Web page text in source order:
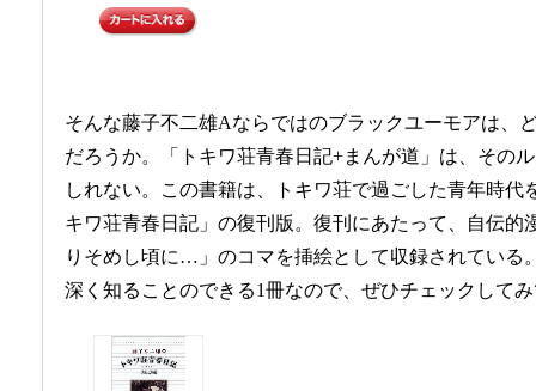
そんな藤子不二雄Aならではのブラックユーモアは、
だろうか。「トキワ荘青春日記+まんが道」は、その
しれない。この書籍は、トキワ荘で過ごした青年時代
キワ荘青春日記」の復刊版。復刊にあたって、自伝
りそめし頃に…」のコマを挿絵として収録されている
深く知ることのできる1冊なので、ぜひチェックして